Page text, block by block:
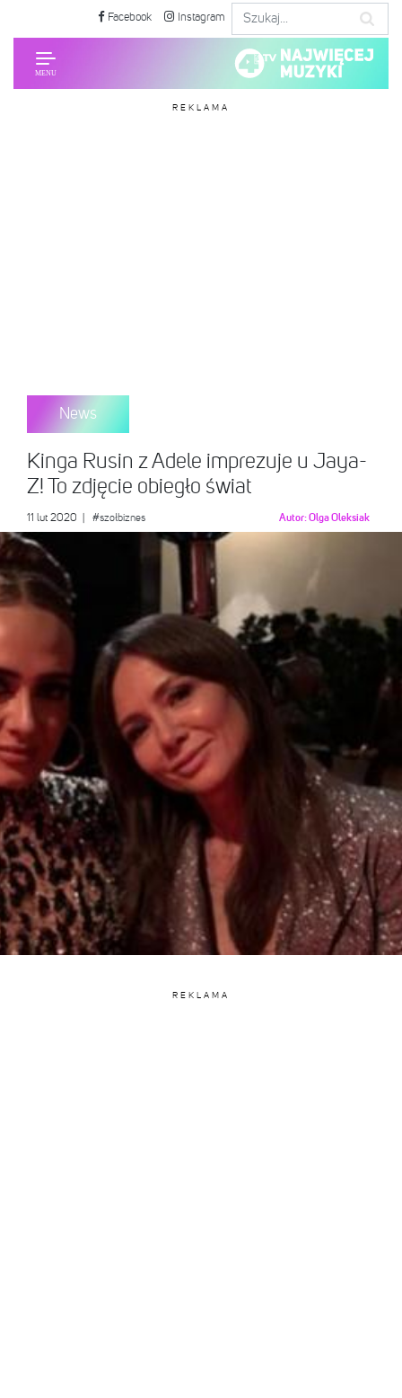
Facebook Instagram
REKLAMA
News
Kinga Rusin z Adele imprezuje u Jaya-
Z! To zdjęcie obiegło świat
11 lut 2020 #szołbiznes Autor:Olga Oleksiak
REKLAMA